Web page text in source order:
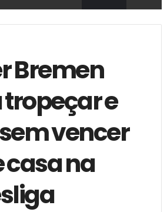
Bremen
e
vencer
casa na